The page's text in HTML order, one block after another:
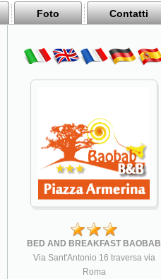
Foto Contatti
BED AND BREAKFAST BAOBAB
Via Sant'Antonio 16 traversa via
Roma